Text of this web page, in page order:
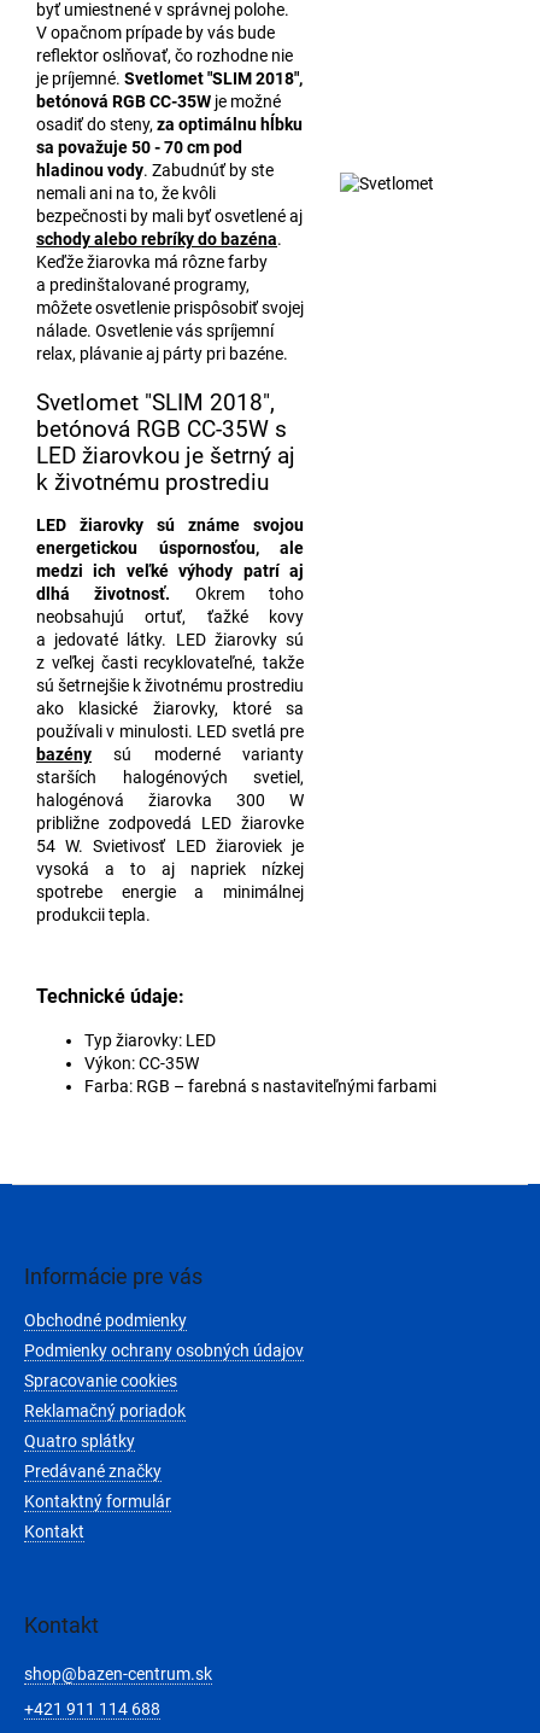
byť umiestnené v správnej polohe.
V opačnom prípade by vás bude
reflektor oslňovať, čo rozhodne nie
je príjemné. Svetlomet "SLIM 2018",
betónová RGB CC-35W je možné
osadiť do steny, za optimálnu hĺbku
sa považuje 50 - 70 cm pod
hladinou vody. Zabudnúť by ste
nemali ani na to, že kvôli
bezpečnosti by mali byť osvetlené aj
schody alebo rebríky do bazéna.
Keďže žiarovka má rôzne farby
a predinštalované programy,
môžete osvetlenie prispôsobiť svojej
nálade. Osvetlenie vás spríjemní
relax, plávanie aj párty pri bazéne.
Svetlomet "SLIM 2018",
betónová RGB CC-35W s
LED žiarovkou je šetrný aj
k životnému prostrediu
LED žiarovky sú známe svojou
energetickou úspornosťou, ale
medzi ich veľké výhody patrí aj
dlhá životnosť. Okrem toho
neobsahujú ortuť, ťažké kovy
a jedovaté látky. LED žiarovky sú
z veľkej časti recyklovateľné, takže
sú šetrnejšie k životnému prostrediu
ako klasické žiarovky, ktoré sa
používali v minulosti. LED svetlá pre
bazény sú moderné varianty
starších halogénových svetiel,
halogénová žiarovka 300 W
približne zodpovedá LED žiarovke
54 W. Svietivosť LED žiaroviek je
vysoká a to aj napriek nízkej
spotrebe energie a minimálnej
produkcii tepla.
Technické údaje:
Typ žiarovky: LED
Výkon: CC-35W
Farba: RGB – farebná s nastaviteľnými farbami
Informácie pre vás
Obchodné podmienky
Podmienky ochrany osobných údajov
Spracovanie cookies
Reklamačný poriadok
Quatro splátky
Predávané značky
Kontaktný formulár
Kontakt
Kontakt
shop@bazen-centrum.sk
+421 911 114 688